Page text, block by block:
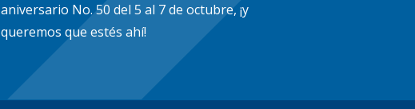
aniversario No. 50 del 5 al 7 de octubre, ¡y
queremos que estés ahí!